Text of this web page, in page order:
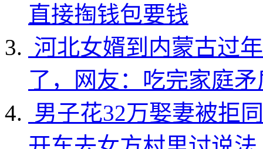
直接掏钱包要钱
河北女婿到内蒙古过
了，网友：吃完家庭
男子花32万娶妻被拒